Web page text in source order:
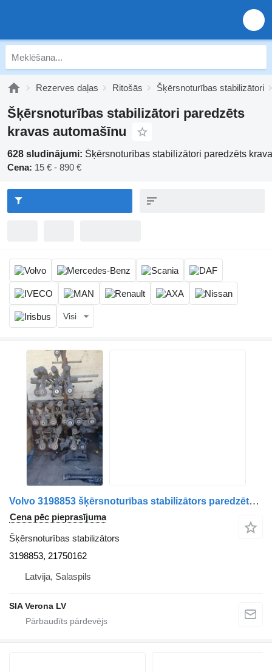
Rezerves daļas Ritošās Šķērsnoturības stabilizātori
Šķērsnoturības stabilizātori paredzēts
kravas automašīnu
628 sludinājumi: Šķērsnoturības stabilizātori paredzēts
Cena: 15 € - 890 €
Visi
Volvo 3198853 šķērsnoturības stabilizātors paredzēts Volvo FH16.FH13:FH4 kravas automašīnas
Cena pēc pieprasījuma
Šķērsnoturības stabilizātors
3198853, 21750162
Latvija, Salaspils
SIA Verona LV